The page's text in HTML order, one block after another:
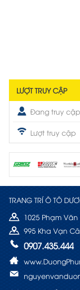
LƯỢT TRUY CẬP
Đang truy cập
Lượt truy cập
TRANG TRÍ Ô TÔ
1025 Phạm
995 Kha Vạn
0907.435.444